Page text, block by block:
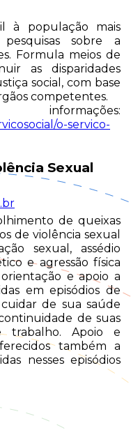
à população mais
sobre a
Formula meios de
as disparidades
social, com base
competentes.
o-servico-
Sexual
de queixas
de violência sexual
sexual, assédio
e agressão física
e apoio a
em episódios de
de sua saúde
de suas
trabalho. Apoio e
também a
nesses episódios